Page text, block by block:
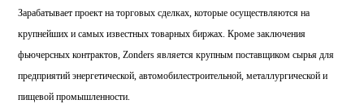
Зарабатывает проект на торговых сделках, которые осуществляются на
крупнейших и самых известных товарных биржах. Кроме заключения
фьючерсных контрактов, Zonders является крупным поставщиком сырья для
предприятий энергетической, автомобилестроительной, металлургической и
пищевой промышленности.